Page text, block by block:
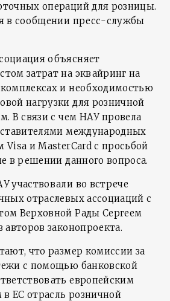
операций для розницы.
в сообщении пресс-службы
объясняет
затрат на эквайринг на
и необходимостью
нагрузки для розничной
В связи с чем НАУ провела
международных
Visa и MasterCard с просьбой
в решении данного вопроса.
участвовали во встрече
отраслевых ассоциаций с
Верховной Рады Сергеем
законопроекта.
что размер комиссии за
с помощью банковской
европейским
ЕС отрасль розничной